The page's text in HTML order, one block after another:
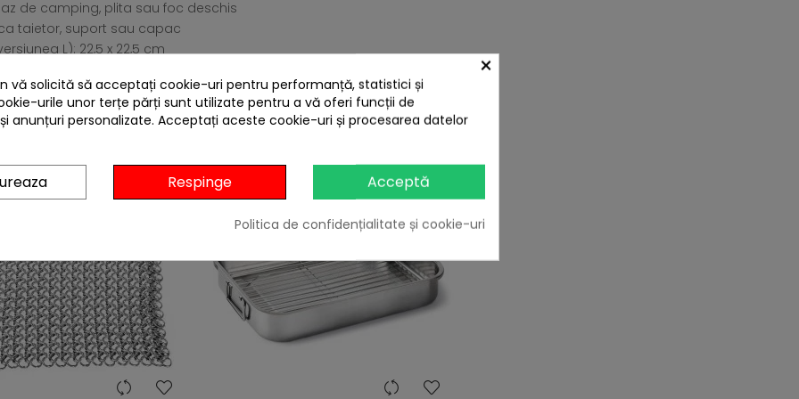
de camping, plita sau foc deschis
taietor, suport sau capac
L): 22,5 x 22,5 cm
AU CUMPARAT ACEST PRODUS AU MAI CUMPARAT SI:
heart heart
×
vă solicită să acceptați cookie-uri pentru performanță, statistici și
urile unor terțe părți sunt utilizate pentru a vă oferi funcții de
anunțuri personalizate. Acceptați aceste cookie-uri și procesarea datelor
Respinge Acceptă
Politica de confidențialitate și cookie-uri